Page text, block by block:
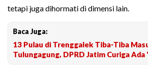
tetapi juga dihormati di dimensi lain.
Baca Juga:
13 Pulau di Trenggalek Tiba-Tiba
Tulungagung, DPRD Jatim Curiga